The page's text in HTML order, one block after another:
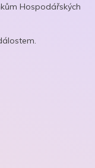
Hospodářských